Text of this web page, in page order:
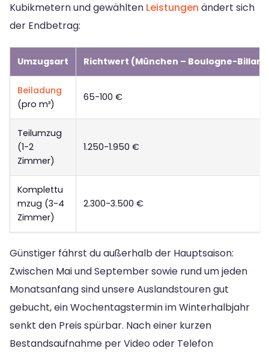
Kubikmetern und gewählten Leistungen ändert sich
der Endbetrag:
Umzugsart Richtwert (München – Boulogne-
Beiladung
(pro m³)
65-100 €
Teilumzug
(1-2
Zimmer)
1.250-1.950 €
Komplettu
mzug (3-4
Zimmer)
2.300-3.500 €
Günstiger fährst du außerhalb der Hauptsaison:
Zwischen Mai und September sowie rund um jeden
Monatsanfang sind unsere Auslandstouren gut
gebucht, ein Wochentagstermin im Winterhalbjahr
senkt den Preis spürbar. Nach einer kurzen
Bestandsaufnahme per Video oder Telefon